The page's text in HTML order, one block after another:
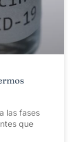
las fases
que